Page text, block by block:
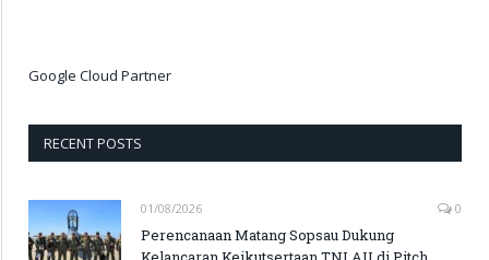
Google Cloud Partner
RECENT POSTS
01/08/2026 0
Perencanaan Matang Sopsau Dukung